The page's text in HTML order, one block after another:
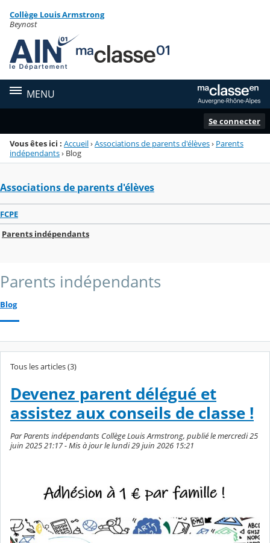
Menu de la rubrique
Contenu
Collège Louis Armstrong
Beynost
MENU
Se connecter
Vous êtes ici : Accueil›Associations de parents d'élèves› Parents
indépendants› Blog
Associations de parents d'élèves
FCPE
Parents indépendants
Parents indépendants
Blog
Tous les articles (3)
Devenez parent délégué et
assistez aux conseils de classe !
Par Parents indépendants Collège Louis Armstrong, publié le mercredi 25
juin 2025 21:17 - Mis à jour le lundi 29 juin 2026 15:21